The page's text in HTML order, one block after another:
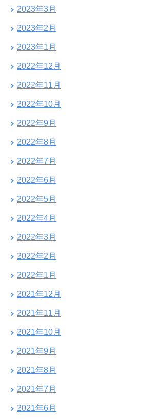
2023年3月
2023年2月
2023年1月
2022年12月
2022年11月
2022年10月
2022年9月
2022年8月
2022年7月
2022年6月
2022年5月
2022年4月
2022年3月
2022年2月
2022年1月
2021年12月
2021年11月
2021年10月
2021年9月
2021年8月
2021年7月
2021年6月